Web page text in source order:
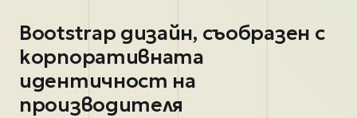
Bootstrap дизайн, съобразен с
корпоративната
идентичност на
производителя